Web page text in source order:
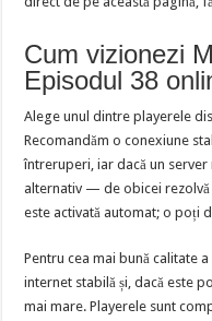
Cum vizionezi
Episodul 38
Alege unul dintre playerele
Recomandăm o conexiune
întreruperi, iar dacă un server
alternativ — de obicei
este activată automat; o poți
Pentru cea mai bună calitate
internet stabilă și, dacă este
mai mare. Playerele sunt